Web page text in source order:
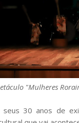
"Mulheres
seus 30 anos de